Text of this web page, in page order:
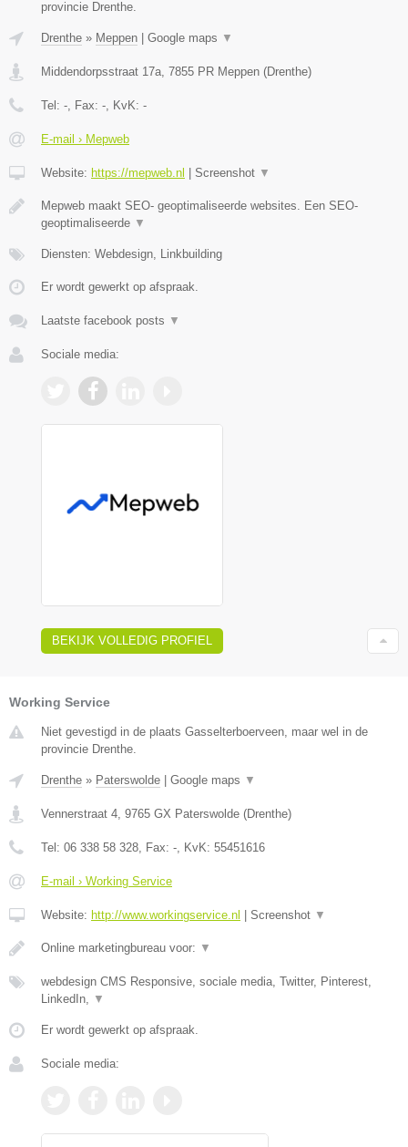
provincie Drenthe.
Drenthe » Meppen Google maps ▼
Middendorpsstraat 17a 7855 PR Meppen (Drenthe)
Tel: - , Fax: - , KvK: -
E-mail › Mepweb
Website: https://mepweb.nl Screenshot ▼
Mepweb maakt SEO- geoptimaliseerde websites. Een SEO-
geoptimaliseerde ▼
Diensten: Webdesign, Linkbuilding
Er wordt gewerkt op afspraak.
Laatste facebook posts ▼
Sociale media:
BEKIJK VOLLEDIG PROFIEL
Working Service
Niet gevestigd in de plaats Gasselterboerveen, maar wel in de
provincie Drenthe.
Drenthe » Paterswolde Google maps ▼
Vennerstraat 4 9765 GX Paterswolde (Drenthe)
Tel: 06 338 58 328 , Fax: - , KvK: 55451616
E-mail › Working Service
Website: http://www.workingservice.nl Screenshot ▼
Online marketingbureau voor: ▼
webdesign CMS Responsive, sociale media, Twitter, Pinterest,
LinkedIn,
▼
Er wordt gewerkt op afspraak.
Sociale media: